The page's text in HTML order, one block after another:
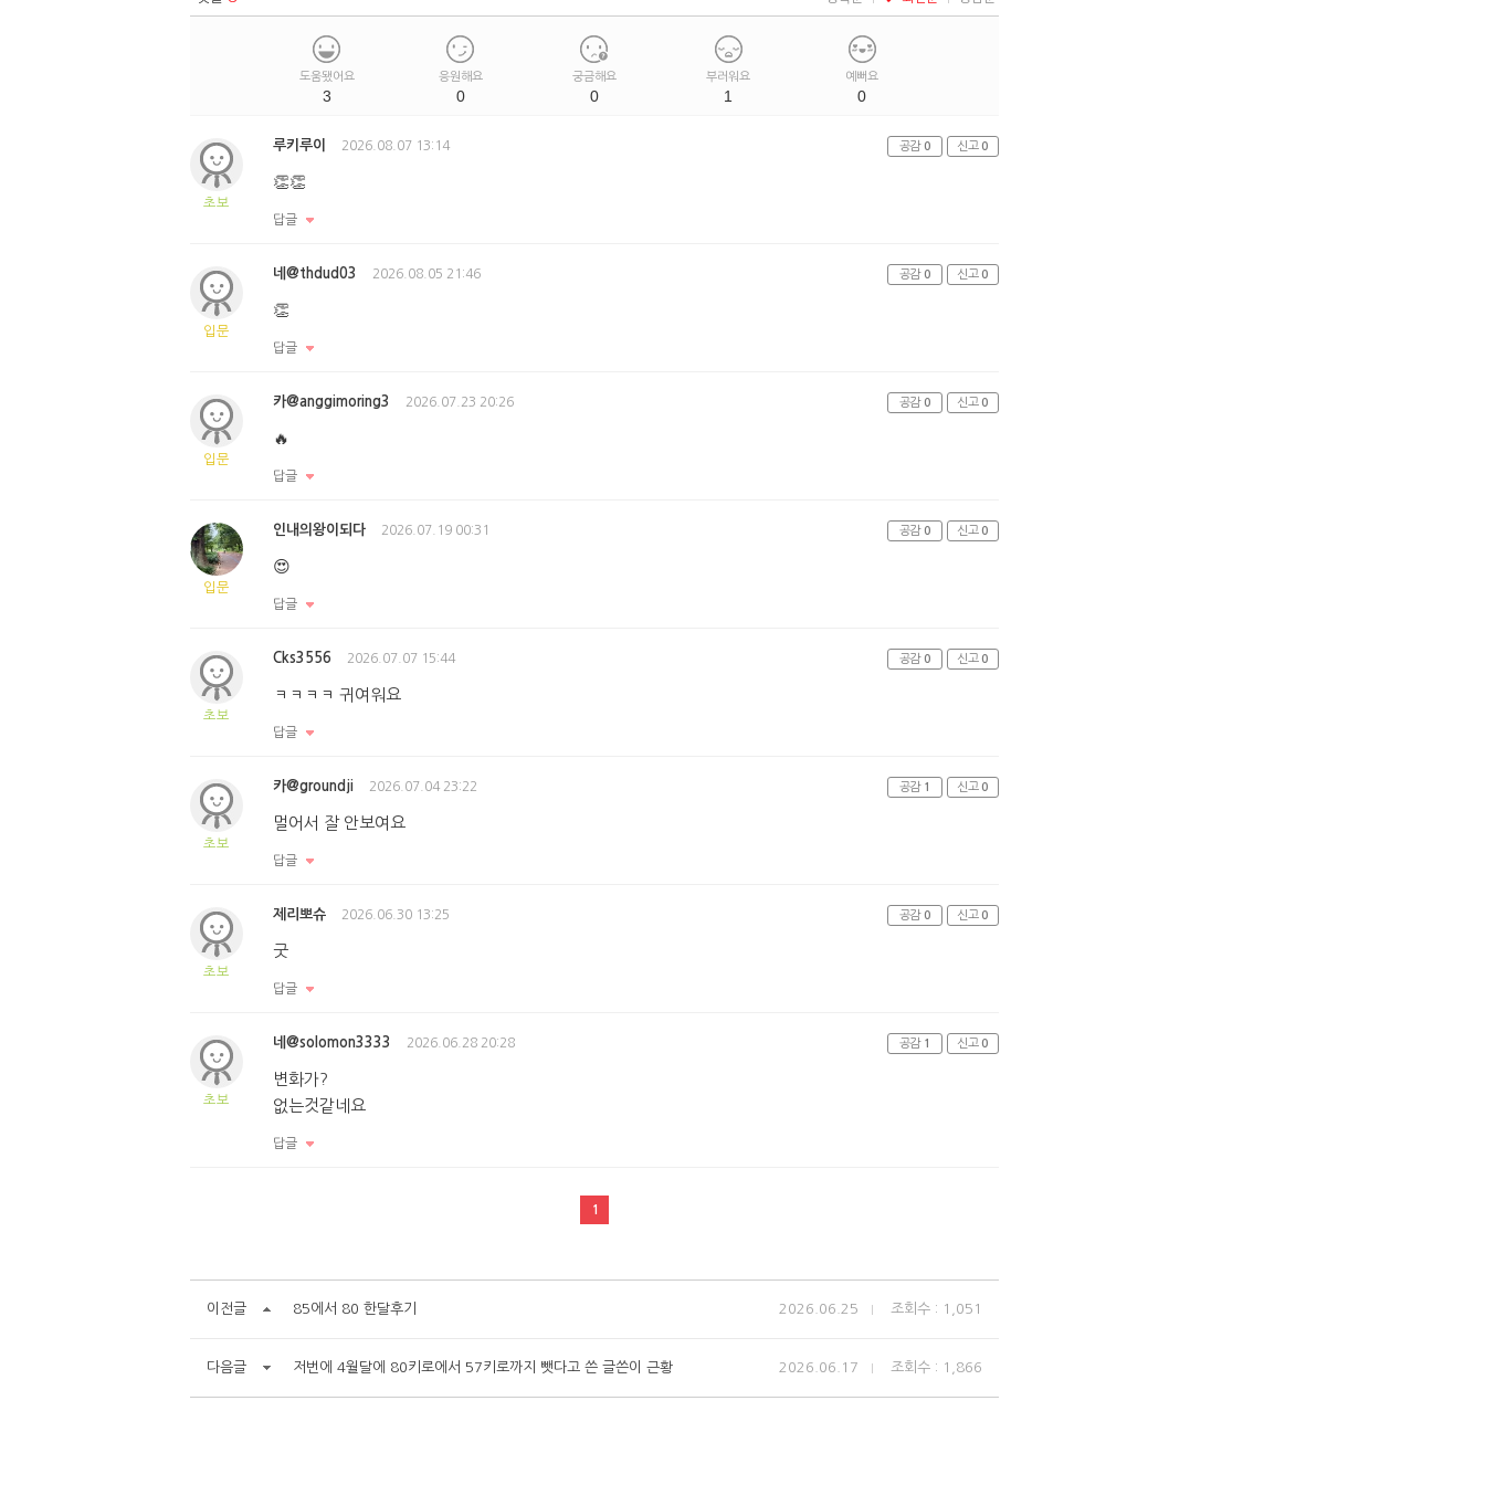
도움됐어요
3
응원해요
0
궁금해요
0
부러워요
1
예뻐요
0
초보
루키루이 2026.08.07 13:14
👏👏
답글
공감 0 신고 0
입문
네@thdud03 2026.08.05 21:46
👏
답글
공감 0 신고 0
입문
카@anggimoring3 2026.07.23 20:26
🔥
답글
공감 0 신고 0
입문
인내의왕이되다 2026.07.19 00:31
😍
답글
공감 0 신고 0
초보
Cks3556 2026.07.07 15:44
ㅋㅋㅋㅋ 귀여워요
답글
공감 0 신고 0
초보
카@groundji 2026.07.04 23:22
멀어서 잘 안보여요
답글
공감 1 신고 0
초보
제리뽀슈 2026.06.30 13:25
굿
답글
공감 0 신고 0
초보
네@solomon3333 2026.06.28 20:28
변화가?
없는것같네요
답글
공감 1 신고 0
1
이전글 85에서 80 한달후기 2026.06.25 조회수 : 1,051
다음글 저번에 4월달에 80키로에서 57키로까지 뺏다고 쓴 글쓴이 근황 2026.06.17 조회수 : 1,866